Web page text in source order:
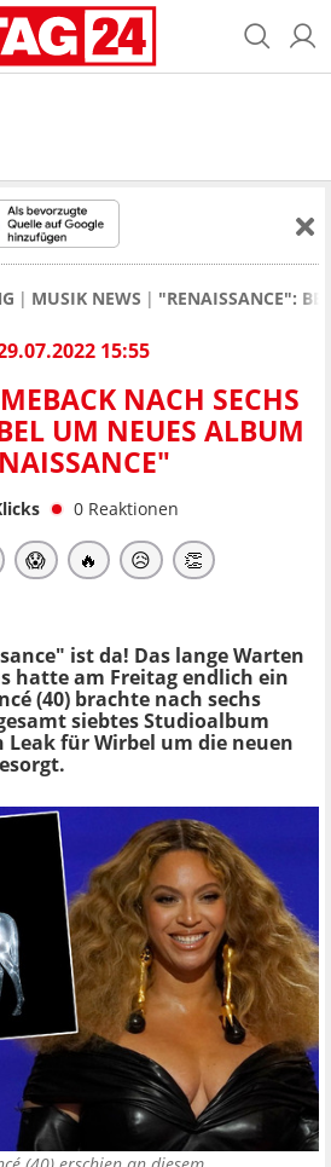
MUSIK NEWS "RENAISSANCE":
15:55
NACH SECHS
UM NEUES ALBUM
0 Reaktionen
😱 🔥 😥 👏
ist da! Das lange Warten
hatte am Freitag endlich ein
(40) brachte nach sechs
siebtes Studioalbum
für Wirbel um die neuen